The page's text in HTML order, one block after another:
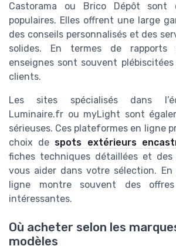
Castorama ou Brico Dépôt sont
populaires. Elles offrent une large
des conseils personnalisés et des
solides. En termes de rapports
enseignes sont souvent
clients.
Les sites spécialisés dans
Luminaire.fr ou myLight sont
sérieuses. Ces plateformes en ligne
choix de spots extérieurs
fiches techniques détaillées et
vous aider dans votre sélection.
ligne montre souvent des offres
intéressantes.
Où acheter selon les
modèles